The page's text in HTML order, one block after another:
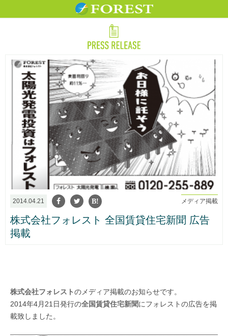
2014.04.21 メディア掲載
株式会社フォレスト 全国賃貸住宅新聞 広告
掲載
株式会社フォレストのメディア掲載のお知らせです。
2014年4月21日発行の全国賃貸住宅新聞にフォレストの広告を掲
載致しました。